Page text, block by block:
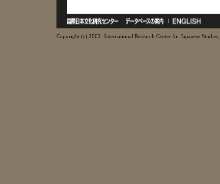
Copyright (c) 2002- International Research Center for Japanese